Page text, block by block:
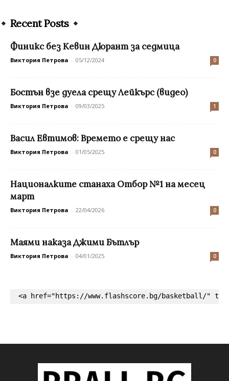
Recent Posts
Финикс без Кевин Дюрант за седмица
Виктория Петрова - 05/12/2024 0
Бостън взе дуела срещу Лейкърс (видео)
Виктория Петрова - 09/03/2025 1
Васил Евтимов: Времето е срещу нас
Виктория Петрова - 01/05/2025 0
Националките станаха Отбор №1 на месец
март
Виктория Петрова - 22/04/2026 0
Маями наказа Джими Бътлър
Виктория Петрова - 04/01/2025 0
<a href="https://www.flashscore.bg/basketball/"